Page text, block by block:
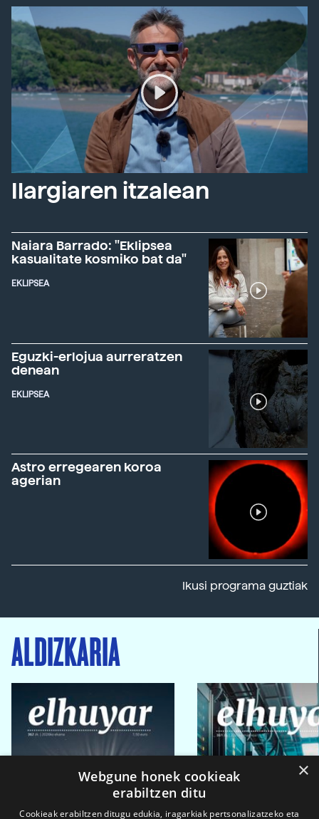
Ilargiaren itzalean
Naiara Barrado: "Eklipsea
kasualitate kosmiko bat da"
EKLIPSEA
Eguzki-erlojua aurreratzen
denean
EKLIPSEA
Astro erregearen koroa
agerian
Ikusi programa guztiak
ALDIZKARIA
×
Webgune honek cookieak
erabiltzen ditu
Cookieak erabiltzen ditugu edukia, iragarkiak pertsonalizatzeko eta